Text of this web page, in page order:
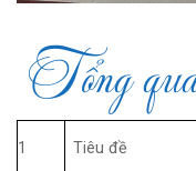
Tổng
1 Tiêu đề